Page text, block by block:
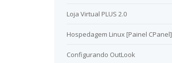
Loja Virtual PLUS 2.0
Hospedagem Linux [Painel CPanel]
Configurando OutLook